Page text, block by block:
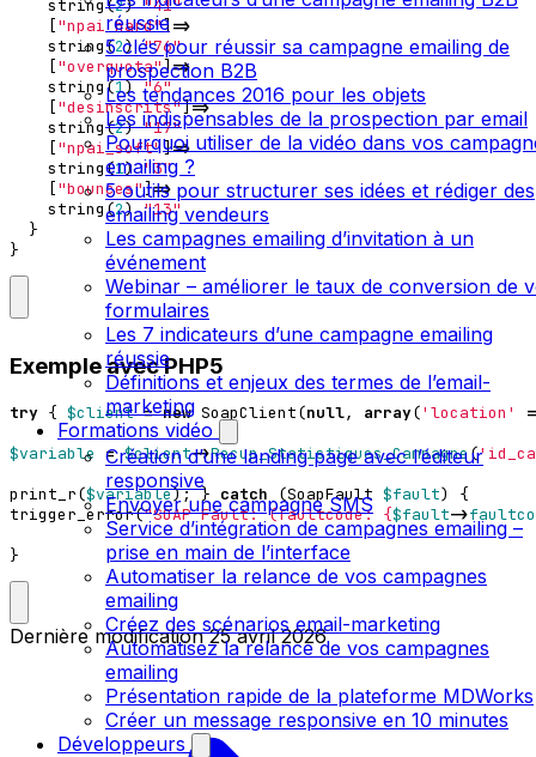
réussie
5 clés pour réussir sa campagne emailing de
prospection B2B
Les tendances 2016 pour les objets
Les indispensables de la prospection par email
Pourquoi utiliser de la vidéo dans vos
emailing ?
5 outils pour structurer ses idées et rédiger des
emailing vendeurs
Les campagnes emailing d’invitation à un
événement
Webinar – améliorer le taux de conversion de
formulaires
Les 7 indicateurs d’une campagne emailing
réussie
Définitions et enjeux des termes de l’email-
marketing
Formations vidéo
Création d’une landing page avec l’éditeur
responsive
Envoyer une campagne SMS
Service d’intégration de campagnes emailing –
prise en main de l’interface
Automatiser la relance de vos campagnes
emailing
Créez des scénarios email-marketing
Automatisez la relance de vos campagnes
emailing
Présentation rapide de la plateforme MDWorks
Créer un message responsive en 10 minutes
Développeurs
string(2) "41"
["npai_hard"]=>
string(2) "76"
["overquota"]=>
string(1) "6"
["desinscrits"]=>
string(2) "17"
["npai_soft"]=>
string(1) "3"
["bounces"]=>
string(2) "13"
}
}
Exemple avec PHP5
try { $client = new SoapClient(null, array('location'
$variable = $client->Recup_Statistiques_Campagne(
print_r($variable); } catch (SoapFault $fault)
{
trigger_error("SOAP Fault: (faultcode: {$fault->
}
Dernière modification25 avril 2026